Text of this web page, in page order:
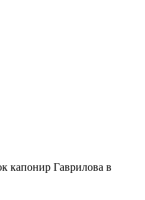
капонир Гаврилова в